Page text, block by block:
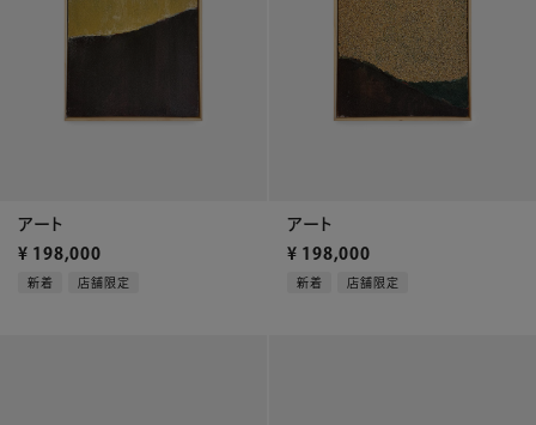
アート
¥ 198,000
新着 店舗限定
アート
¥ 198,000
新着 店舗限定